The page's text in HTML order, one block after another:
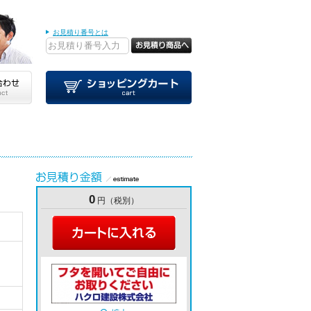
お見積り番号とは
0 円（税別）